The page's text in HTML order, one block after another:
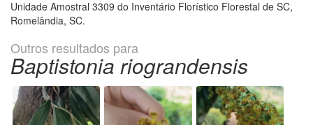
Unidade Amostral 3309 do Inventário Florístico Florestal de SC,
Romelândia, SC.
Outros resultados para
Baptistonia riograndensis